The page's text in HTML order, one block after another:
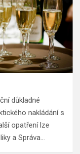
důkladné
nakládání s
opatření lze
a Správa…